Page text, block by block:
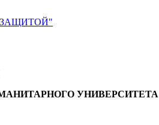
ЗАЩИТОЙ"
УНИВЕРСИТЕТА